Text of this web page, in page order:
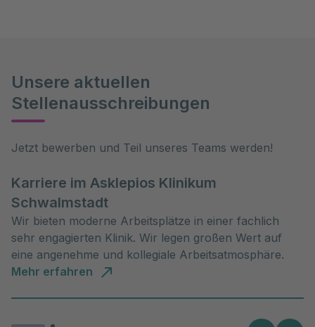
Unsere aktuellen
Stellenausschreibungen
Jetzt bewerben und Teil unseres Teams werden!
Karriere im Asklepios Klinikum
Schwalmstadt
Wir bieten moderne Arbeitsplätze in einer fachlich
sehr engagierten Klinik. Wir legen großen Wert auf
eine angenehme und kollegiale Arbeitsatmosphäre.
Mehr erfahren